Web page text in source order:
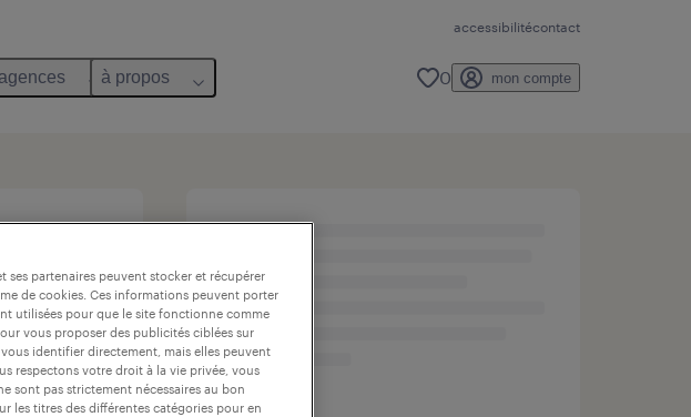
accessibilitécontact
à propos 0 mon compte
ses partenaires peuvent stocker et récupérer
de cookies. Ces informations peuvent porter
utilisées pour que le site fonctionne comme
vous proposer des publicités ciblées sur
identifier directement, mais elles peuvent
respectons votre droit à la vie privée, vous
sont pas strictement nécessaires au bon
les titres des différentes catégories pour en